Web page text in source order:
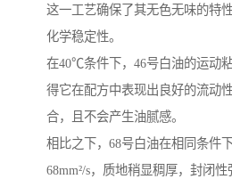
这一工艺确保了其无色无味的特
化学稳定性。
在40℃条件下，46号白油的运动
得它在配方中表现出良好的流动
合，且不会产生油腻感。
相比之下，68号白油在相同条件
68mm²/s，质地稍显稠厚，封闭